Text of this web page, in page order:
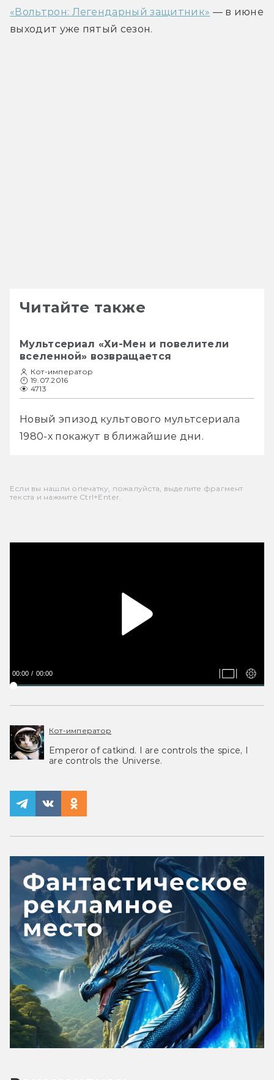
«Вольтрон: Легендарный защитник» — в июне
выходит уже пятый сезон.
Читайте также
Мультсериал «Хи-Мен и повелители
вселенной» возвращается
Кот-император
19.07.2016
4713
Новый эпизод культового мультсериала
1980-х покажут в ближайшие дни.
Если вы нашли опечатку, пожалуйста, выделите фрагмент
текста и нажмите Ctrl+Enter.
00:00 00:00
Кот-император
Emperor of catkind. I are controls the spice, I
are controls the Universe.